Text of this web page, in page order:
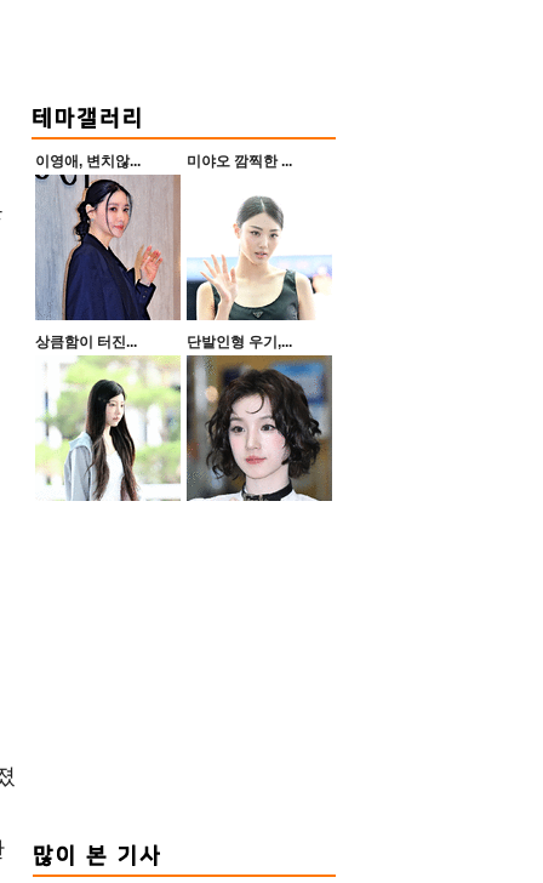
이영애, 변치않... 미야오 깜찍한 ...
상큼함이 터진... 단발인형 우기,...